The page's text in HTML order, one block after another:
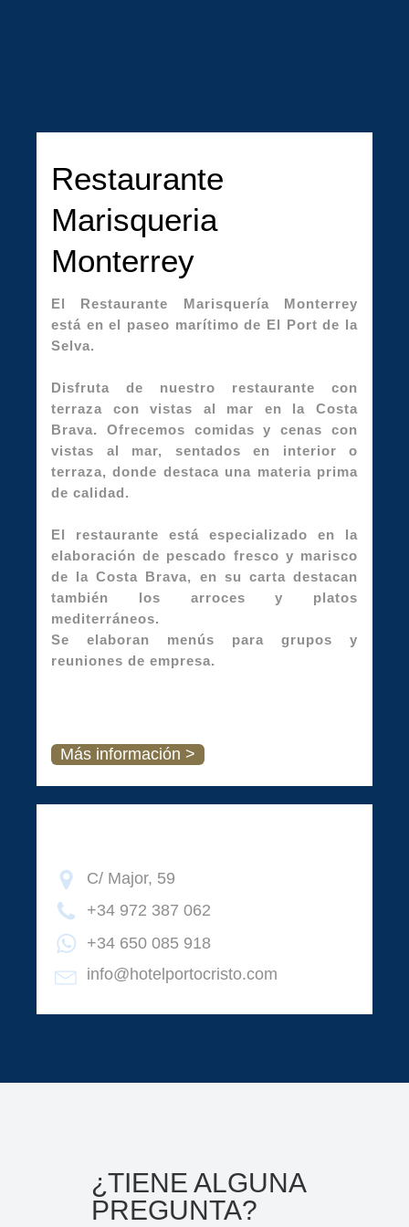
Restaurante
Marisqueria
Monterrey
El Restaurante Marisquería Monterrey
está en el paseo marítimo de El Port de la
Selva.
Disfruta de nuestro restaurante con
terraza con vistas al mar en la Costa
Brava. Ofrecemos comidas y cenas con
vistas al mar, sentados en interior o
terraza, donde destaca una materia prima
de calidad.
El restaurante está especializado en la
elaboración de pescado fresco y marisco
de la Costa Brava, en su carta destacan
también los arroces y platos
mediterráneos.
Se elaboran menús para grupos y
reuniones de empresa.
Más información >
C/ Major, 59
+34 972 387 062
+34 650 085 918
info@hotelportocristo.com
¿TIENE ALGUNA
PREGUNTA?